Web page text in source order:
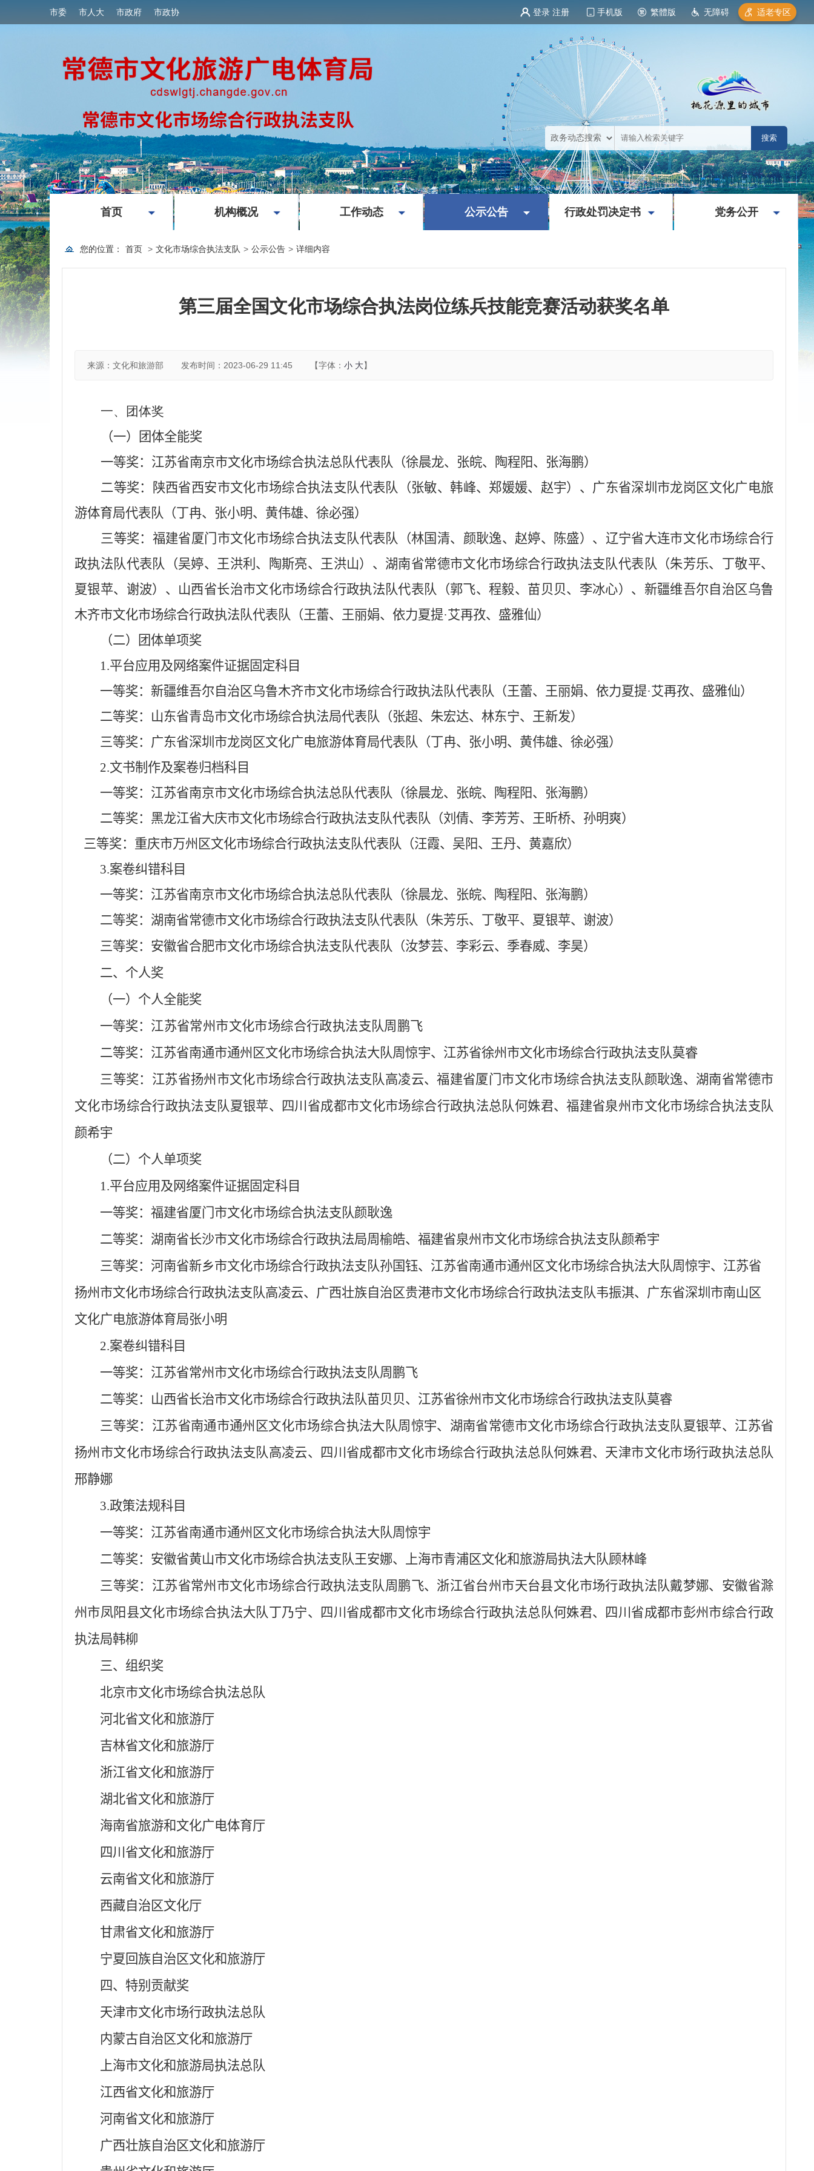
市委 市人大 市政府 市政协 登录 注册 手机版 繁體版 无障碍 适老专区
首页 机构概况
|
工作动态
|
公示公告 行政处罚决定书 党务公开
您的位置： 首页 > 文化市场综合执法支队 > 公示公告 > 详细内容
第三届全国文化市场综合执法岗位练兵技能竞赛活动获奖名单
来源：文化和旅游部 发布时间：2023-06-29 11:45 【字体： 小 大】
一、团体奖
（一）团体全能奖
一等奖：江苏省南京市文化市场综合执法总队代表队（徐晨龙、张皖、陶程阳、张海鹏）
二等奖：陕西省西安市文化市场综合执法支队代表队（张敏、韩峰、郑媛媛、赵宇）、广东省深圳市龙岗区文化广电旅
游体育局代表队（丁冉、张小明、黄伟雄、徐必强）
三等奖：福建省厦门市文化市场综合执法支队代表队（林国清、颜耿逸、赵婷、陈盛）、辽宁省大连市文化市场综合行
政执法队代表队（吴婷、王洪利、陶斯亮、王洪山）、湖南省常德市文化市场综合行政执法支队代表队（朱芳乐、丁敬平、
夏银苹、谢波）、山西省长治市文化市场综合行政执法队代表队（郭飞、程毅、苗贝贝、李冰心）、新疆维吾尔自治区乌鲁
木齐市文化市场综合行政执法队代表队（王蕾、王丽娟、依力夏提·艾再孜、盛雅仙）
（二）团体单项奖
1.平台应用及网络案件证据固定科目
一等奖：新疆维吾尔自治区乌鲁木齐市文化市场综合行政执法队代表队（王蕾、王丽娟、依力夏提·艾再孜、盛雅仙）
二等奖：山东省青岛市文化市场综合执法局代表队（张超、朱宏达、林东宁、王新发）
三等奖：广东省深圳市龙岗区文化广电旅游体育局代表队（丁冉、张小明、黄伟雄、徐必强）
2.文书制作及案卷归档科目
一等奖：江苏省南京市文化市场综合执法总队代表队（徐晨龙、张皖、陶程阳、张海鹏）
二等奖：黑龙江省大庆市文化市场综合行政执法支队代表队（刘倩、李芳芳、王昕桥、孙明爽）
三等奖：重庆市万州区文化市场综合行政执法支队代表队（汪霞、吴阳、王丹、黄嘉欣）
3.案卷纠错科目
一等奖：江苏省南京市文化市场综合执法总队代表队（徐晨龙、张皖、陶程阳、张海鹏）
二等奖：湖南省常德市文化市场综合行政执法支队代表队（朱芳乐、丁敬平、夏银苹、谢波）
三等奖：安徽省合肥市文化市场综合执法支队代表队（汝梦芸、李彩云、季春威、李昊）
二、个人奖
（一）个人全能奖
一等奖： 江苏省常州市文化市场综合行政执法支队周鹏飞
二等奖：江苏省南通市通州区文化市场综合执法大队周惊宇、江苏省徐州市文化市场综合行政执法支队莫睿
三等奖：江苏省扬州市文化市场综合行政执法支队高凌云、福建省厦门市文化市场综合执法支队颜耿逸、湖南省常德市
文化市场综合行政执法支队夏银苹、四川省成都市文化市场综合行政执法总队何姝君、福建省泉州市文化市场综合执法支队
颜希宇
（二）个人单项奖
1.平台应用及网络案件证据固定科目
一等奖：福建省厦门市文化市场综合执法支队颜耿逸
二等奖：湖南省长沙市文化市场综合行政执法局周榆皓、福建省泉州市文化市场综合执法支队颜希宇
三等奖：河南省新乡市文化市场综合行政执法支队孙国钰、江苏省南通市通州区文化市场综合执法大队周惊宇、江苏省
扬州市文化市场综合行政执法支队高凌云、广西壮族自治区贵港市文化市场综合行政执法支队韦振淇、广东省深圳市南山区
文化广电旅游体育局张小明
2.案卷纠错科目
一等奖：江苏省常州市文化市场综合行政执法支队周鹏飞
二等奖：山西省长治市文化市场综合行政执法队苗贝贝、江苏省徐州市文化市场综合行政执法支队莫睿
三等奖：江苏省南通市通州区文化市场综合执法大队周惊宇、湖南省常德市文化市场综合行政执法支队夏银苹、江苏省
扬州市文化市场综合行政执法支队高凌云、四川省成都市文化市场综合行政执法总队何姝君、天津市文化市场行政执法总队
邢静娜
3.政策法规科目
一等奖：江苏省南通市通州区文化市场综合执法大队周惊宇
二等奖：安徽省黄山市文化市场综合执法支队王安娜、上海市青浦区文化和旅游局执法大队顾林峰
三等奖：江苏省常州市文化市场综合行政执法支队周鹏飞、浙江省台州市天台县文化市场行政执法队戴梦娜、安徽省滁
州市凤阳县文化市场综合执法大队丁乃宁、四川省成都市文化市场综合行政执法总队何姝君、四川省成都市彭州市综合行政
执法局韩柳
三、组织奖
北京市文化市场综合执法总队
河北省文化和旅游厅
吉林省文化和旅游厅
浙江省文化和旅游厅
湖北省文化和旅游厅
海南省旅游和文化广电体育厅
四川省文化和旅游厅
云南省文化和旅游厅
西藏自治区文化厅
甘肃省文化和旅游厅
宁夏回族自治区文化和旅游厅
四、特别贡献奖
天津市文化市场行政执法总队
内蒙古自治区文化和旅游厅
上海市文化和旅游局执法总队
江西省文化和旅游厅
河南省文化和旅游厅
广西壮族自治区文化和旅游厅